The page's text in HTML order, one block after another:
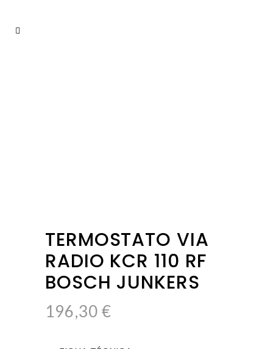
TERMOSTATO VIA
RADIO KCR 110 RF
BOSCH JUNKERS
196,30€